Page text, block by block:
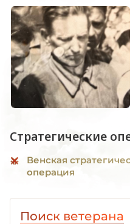
Стратегические
Венская
операция
Поиск ветерана